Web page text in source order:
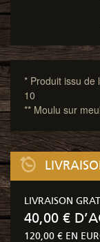
* Produit issu de
10
** Moulu sur
LIVRAISON
40,00 €
120,00 € EN